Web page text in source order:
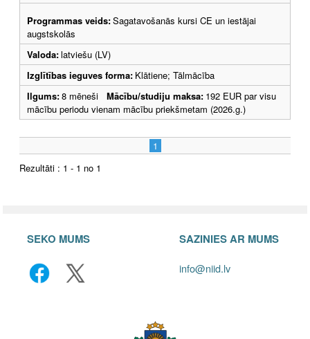
Programmas veids:Sagatavošanās kursi CE un iestājai
augstskolās
Valoda:latviešu (LV)
Izglītības ieguves forma: Klātiene; Tālmācība
Ilgums:8 mēneši Mācību/studiju maksa: 192 EUR par visu
mācību periodu vienam mācību priekšmetam (2026.g.)
1
Rezultāti : 1 - 1 no 1
SEKO MUMS SAZINIES AR MUMS
info@niid.lv